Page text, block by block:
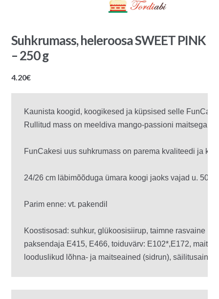
Suhkrumass, heleroosa SWEET PINK
– 250 g
4.20€
Kaunista koogid, koogikesed ja küpsised selle
Rullitud mass on meeldiva mango-passioni maitsega
FunCakesi uus suhkrumass on parema kvaliteedi ja
24/26 cm läbimõõduga ümara koogi jaoks vajad u. 500
Parim enne: vt. pakendil
Koostisosad: suhkur, glükoosisiirup, taimne rasvaine
paksendaja E415, E466, toiduvärv: E102*,E172,
looduslikud lõhna- ja maitseained (sidrun), säilitusaine: